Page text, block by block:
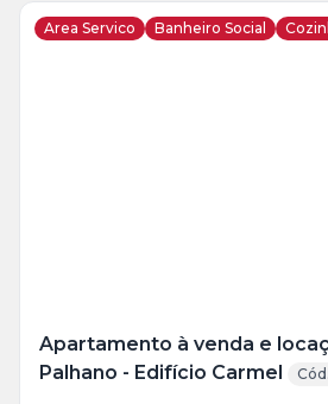
Area Servico Banheiro Social
Apartamento à venda e
Palhano - Edifício Carmel